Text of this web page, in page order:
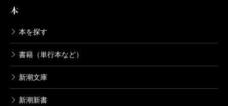
本
本を探す
書籍（単行本など）
新潮文庫
新潮新書